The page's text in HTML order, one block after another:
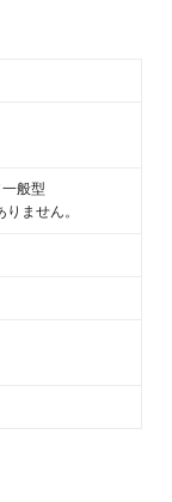
般型
ません。